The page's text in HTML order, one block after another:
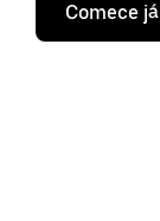
Comece já